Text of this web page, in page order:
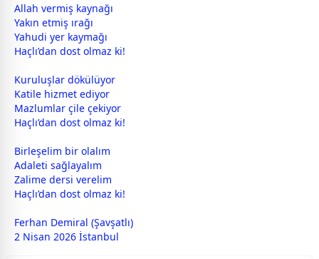
Allah vermiş kaynağı
Yakın etmiş ırağı
Yahudi yer kaymağı
Haçlı’dan dost olmaz ki!
Kuruluşlar dökülüyor
Katile hizmet ediyor
Mazlumlar çile çekiyor
Haçlı’dan dost olmaz ki!
Birleşelim bir olalım
Adaleti sağlayalım
Zalime dersi verelim
Haçlı’dan dost olmaz ki!
Ferhan Demiral (Şavşatlı)
2 Nisan 2026 İstanbul